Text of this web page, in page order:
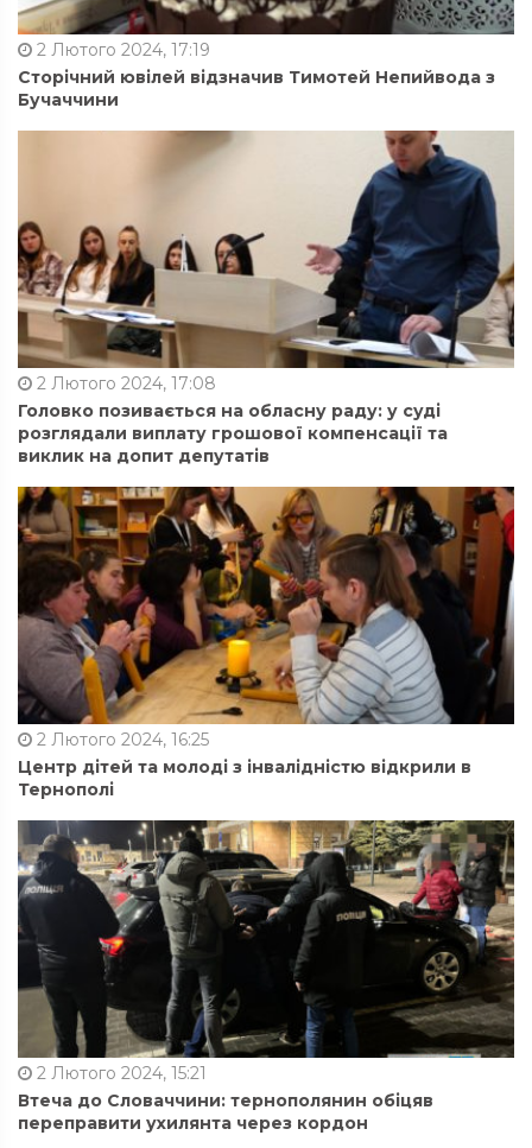
2 Лютого 2024, 17:19
Сторічний ювілей відзначив Тимотей Непийвода з
Бучаччини
2 Лютого 2024, 17:08
Головко позивається на обласну раду: у суді
розглядали виплату грошової компенсації та
виклик на допит депутатів
2 Лютого 2024, 16:25
Центр дітей та молоді з інвалідністю відкрили в
Тернополі
2 Лютого 2024, 15:21
Втеча до Словаччини: тернополянин обіцяв
переправити ухилянта через кордон